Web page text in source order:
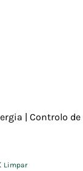
| Controlo de
Limpar